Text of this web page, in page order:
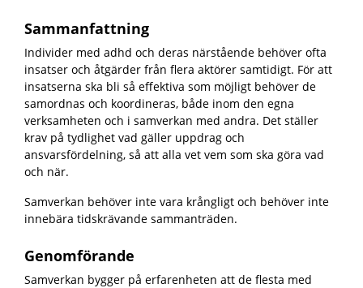
Sammanfattning
Individer med adhd och deras närstående behöver ofta
insatser och åtgärder från flera aktörer samtidigt. För att
insatserna ska bli så effektiva som möjligt behöver de
samordnas och koordineras, både inom den egna
verksamheten och i samverkan med andra. Det ställer
krav på tydlighet vad gäller uppdrag och
ansvarsfördelning, så att alla vet vem som ska göra vad
och när.
Samverkan behöver inte vara krångligt och behöver inte
innebära tidskrävande sammanträden.
Genomförande
Samverkan bygger på erfarenheten att de flesta med